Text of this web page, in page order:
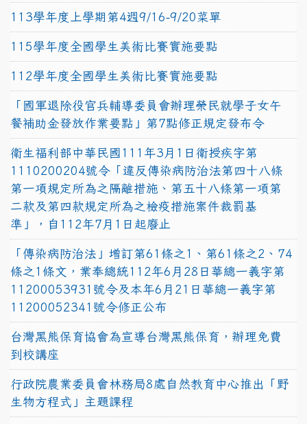
113學年度上學期第4週9/16-9/20菜單
115學年度全國學生美術比賽實施要點
112學年度全國學生美術比賽實施要點
「國軍退除役官兵輔導委員會辦理榮民就學子女午
餐補助金發放作業要點」第7點修正規定發布令
衛生福利部中華民國111年3月1日衛授疾字第
1110200204號令「違反傳染病防治法第四十八條
第一項規定所為之隔離措施、第五十八條第一項第
二款及第四款規定所為之檢疫措施案件裁罰基
準」，自112年7月1日起廢止
「傳染病防治法」增訂第61條之1、第61條之2、74
條之1條文，業奉總統112年6月28日華總一義字第
11200053931號令及本年6月21日華總一義字第
11200052341號令修正公布
台灣黑熊保育協會為宣導台灣黑熊保育，辦理免費
到校講座
行政院農業委員會林務局8處自然教育中心推出「野
生物方程式」主題課程